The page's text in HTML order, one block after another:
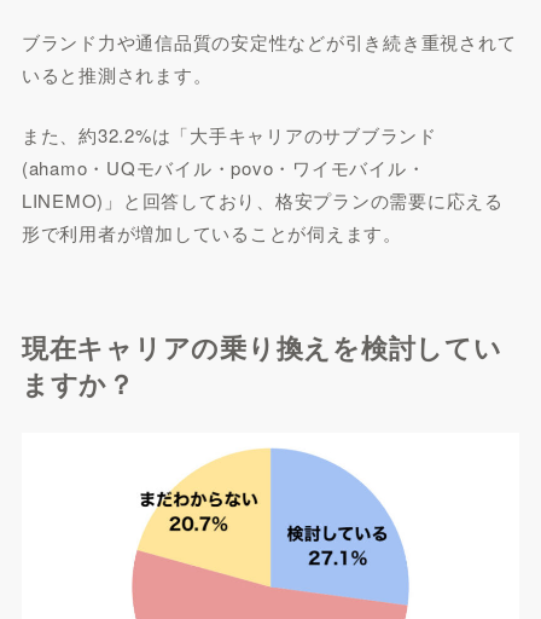
ブランド力や通信品質の安定性などが引き続き重視されて
いると推測されます。
また、約32.2%は「大手キャリアのサブブランド
(ahamo・UQモバイル・povo・ワイモバイル・
LINEMO)」と回答しており、格安プランの需要に応える
形で利用者が増加していることが伺えます。
現在キャリアの乗り換えを検討してい
ますか？